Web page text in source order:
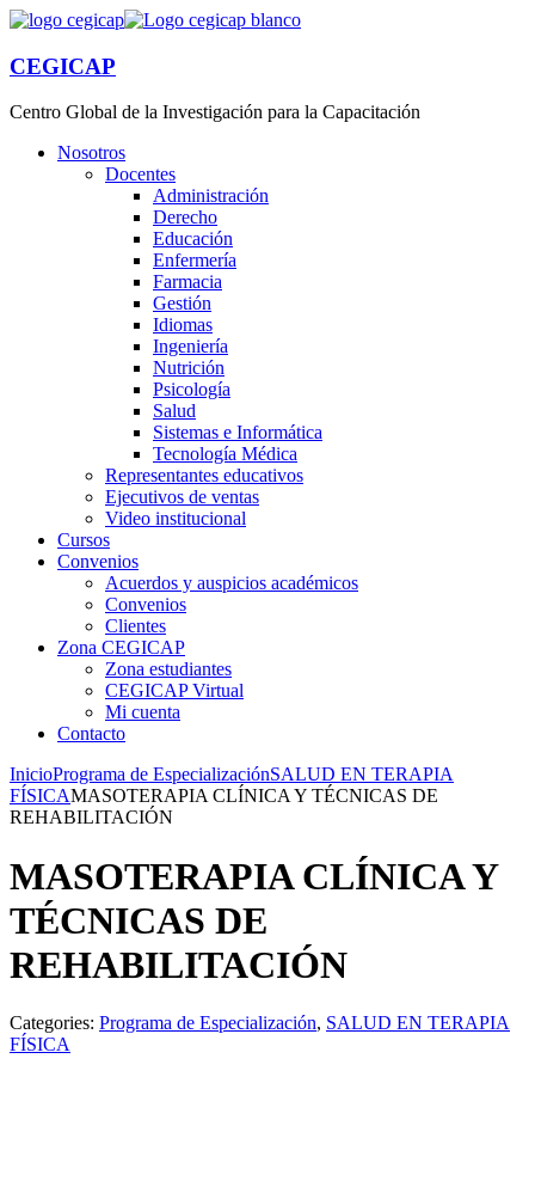
CEGICAP
Centro Global de la Investigación para la Capacitación
Nosotros
Docentes
Administración
Derecho
Educación
Enfermería
Farmacia
Gestión
Idiomas
Ingeniería
Nutrición
Psicología
Salud
Sistemas e Informática
Tecnología Médica
Representantes educativos
Ejecutivos de ventas
Video institucional
Cursos
Convenios
Acuerdos y auspicios académicos
Convenios
Clientes
Zona CEGICAP
Zona estudiantes
CEGICAP Virtual
Mi cuenta
Contacto
InicioPrograma de EspecializaciónSALUD EN TERAPIA
FÍSICAMASOTERAPIA CLÍNICA Y TÉCNICAS DE
REHABILITACIÓN
MASOTERAPIA CLÍNICA Y
TÉCNICAS DE
REHABILITACIÓN
Categories: Programa de Especialización, SALUD EN TERAPIA
FÍSICA